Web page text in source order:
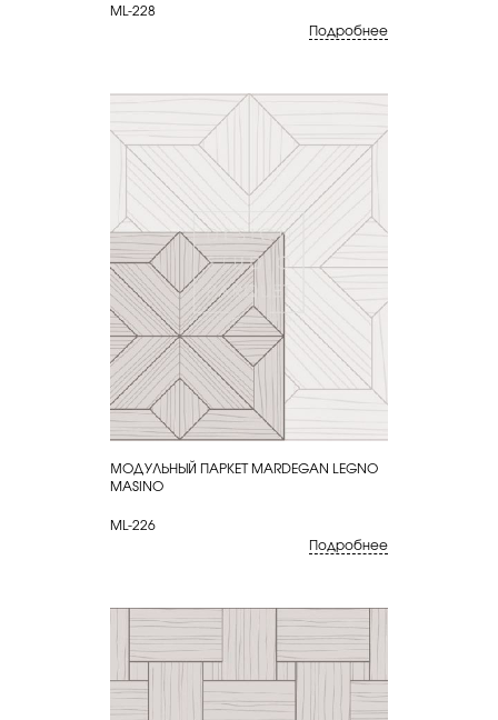
ML-228
Подробнее
КУПИТЬ
МОДУЛЬНЫЙ ПАРКЕТ MARDEGAN LEGNO
MASINO
ML-226
Подробнее